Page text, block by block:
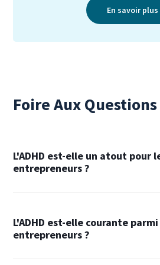
En savoir plus
Foire Aux Questions
L'ADHD est-elle un atout pour
entrepreneurs ?
L'ADHD peut être à la fois un
pour les entrepreneurs. Alors
la créativité et la prise de
L'ADHD est-elle courante
entrepreneurs ?